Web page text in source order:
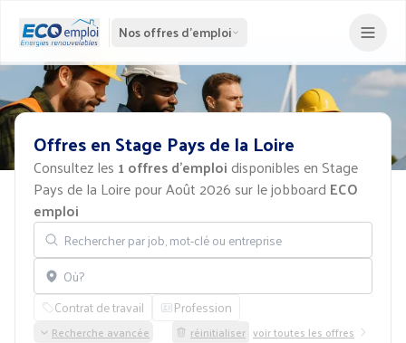
Nos offres d'emploi
OffresenStage Paysdela Loire
Consultez les 1 offres d'emploi disponibles en Stage
Pays de la Loire pour Août 2026 sur le jobboard ECO
emploi
Rechercher par job, mot-clé ou entreprise
Localisation
Contrat de travail Profession
Recherche avancée réinitialiser voir toutes les offres